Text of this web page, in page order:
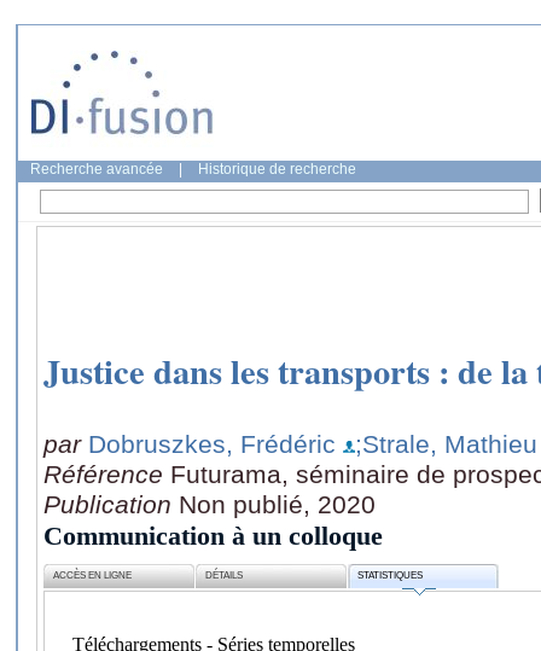
Recherche avancée Historique de recherche
Justice dans les transports : de
par Dobruszkes, Frédéric
;Strale, Mathieu
Référence Futurama, séminaire de
Publication Non publié, 2020
Communication à un colloque
ACCÈS EN LIGNE DÉTAILS STATISTIQUES